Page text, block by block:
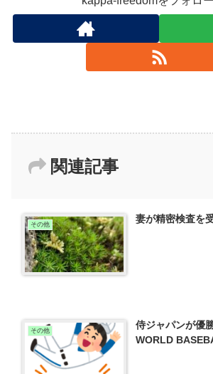
関連記事
その他 妻が精密検査を
その他
侍ジャパンが優
WORLD